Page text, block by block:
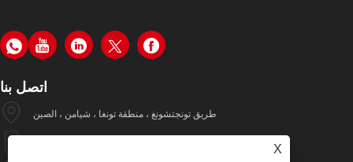
اتصل بنا
طريق تونجتشونغ ، منطقة تونغا ، شيامن ، الصين
X